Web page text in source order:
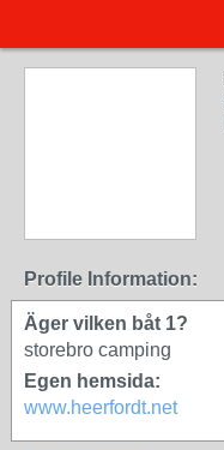
Profile Information:
Äger vilken båt 1?
storebro camping
Egen hemsida:
www.heerfordt.net